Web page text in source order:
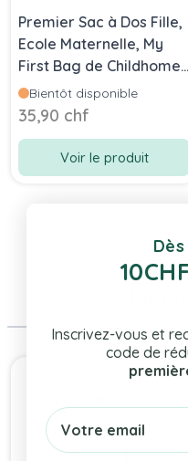
Premier Sac à Dos Fille,
Ecole Maternelle, My
First Bag de Childhome
leopard
Bientôt disponible
35,90 chf
Voir le produit
Press to skip carousel
Dès
Inscrivez-vous et
code de
Email